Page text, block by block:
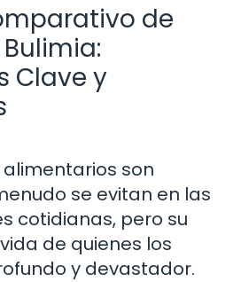
de
Clave y
son
se evitan en las
cotidianas, pero su
de quienes los
y devastador.